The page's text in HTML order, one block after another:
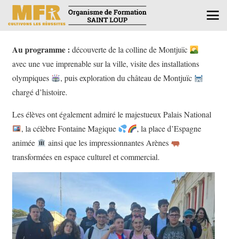
Au programme : découverte de la colline de Montjuïc
avec une vue imprenable sur la ville, visite des installations
olympiques
, puis exploration du château de Montjuïc
chargé d’histoire.
Les élèves ont également admiré le majestueux Palais National
, la célèbre Fontaine Magique
, la place d’Espagne
animée
ainsi que les impressionnantes Arènes
transformées en espace culturel et commercial.